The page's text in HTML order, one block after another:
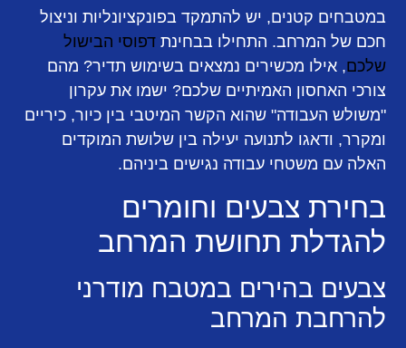
במטבחים קטנים, יש להתמקד בפונקציונליות וניצול
חכם של המרחב. התחילו בבחינתדפוסי הבישול
שלכם, אילו מכשירים נמצאים בשימוש תדיר? מהם
צורכי האחסון האמיתיים שלכם? ישמו את עקרון
"משולש העבודה" שהוא הקשר המיטבי בין כיור, כיריים
ומקרר, ודאגו לתנועה יעילה בין שלושת המוקדים
האלה עם משטחי עבודה נגישים ביניהם.
בחירת צבעים וחומרים
להגדלת תחושת המרחב
צבעים בהירים במטבח מודרני
להרחבת המרחב